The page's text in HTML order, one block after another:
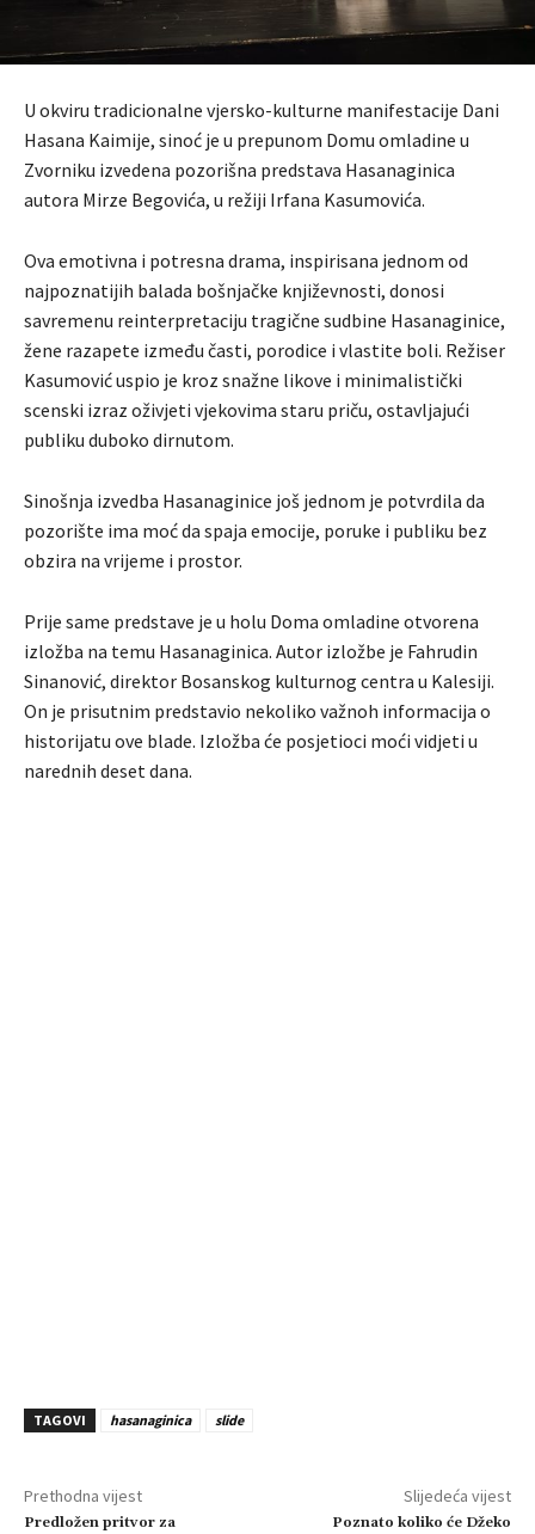
U okviru tradicionalne vjersko-kulturne manifestacije Dani
Hasana Kaimije, sinoć je u prepunom Domu omladine u
Zvorniku izvedena pozorišna predstava Hasanaginica
autora Mirze Begovića, u režiji Irfana Kasumovića.
Ova emotivna i potresna drama, inspirisana jednom od
najpoznatijih balada bošnjačke književnosti, donosi
savremenu reinterpretaciju tragične sudbine Hasanaginice,
žene razapete između časti, porodice i vlastite boli. Režiser
Kasumović uspio je kroz snažne likove i minimalistički
scenski izraz oživjeti vjekovima staru priču, ostavljajući
publiku duboko dirnutom.
Sinošnja izvedba Hasanaginice još jednom je potvrdila da
pozorište ima moć da spaja emocije, poruke i publiku bez
obzira na vrijeme i prostor.
Prije same predstave je u holu Doma omladine otvorena
izložba na temu Hasanaginica. Autor izložbe je Fahrudin
Sinanović, direktor Bosanskog kulturnog centra u Kalesiji.
On je prisutnim predstavio nekoliko važnoh informacija o
historijatu ove blade. Izložba će posjetioci moći vidjeti u
narednih deset dana.
TAGOVI hasanaginica slide
Prethodna vijest
Predložen pritvor za
Slijedeća vijest
Poznato koliko će Džeko